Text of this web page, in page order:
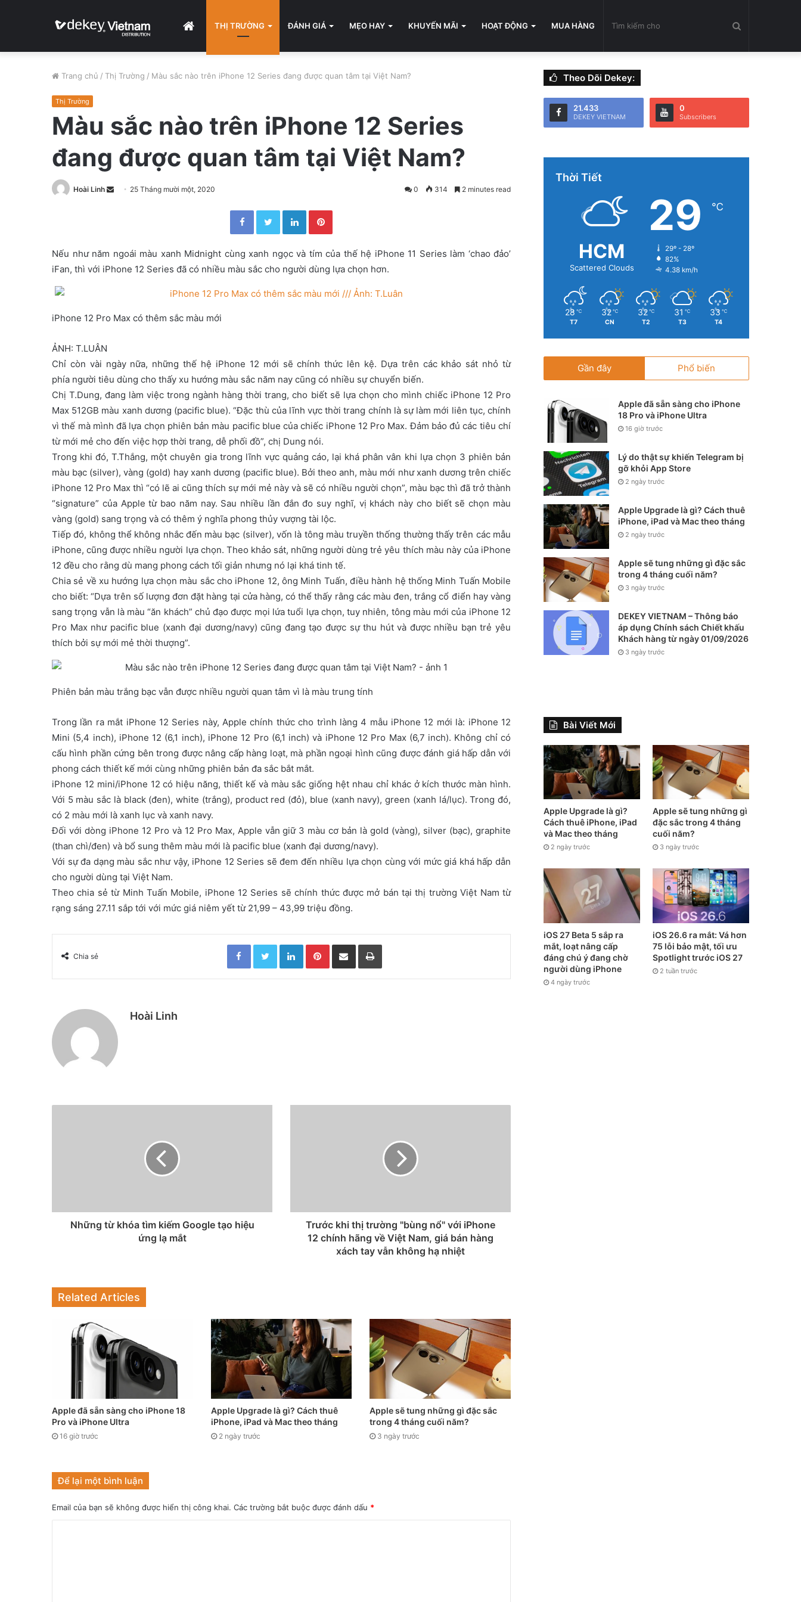
HOMETHỊ TRƯỜNG ĐÁNH GIÁ MẸO HAY KHUYẾN MÃI HOẠT ĐỘNG MUA HÀNG
cho
Trang chủ / Thị Trường / Màu sắc nào trên iPhone 12 Series đang được quan tâm tại Việt Nam?
Thị Trường
Màu sắc nào trên iPhone 12 Series
đang được quan tâm tại Việt Nam?
Hoài Linh
e
i
25 Tháng mười một, 2020 0 314 2 minutes read
Facebook Twitter LinkedIn
Nếu như năm ngoái màu xanh Midnight cùng xanh ngọc và tím của thế hệ iPhone 11 Series làm ‘chao đảo’
iFan, thì với iPhone 12 Series đã có nhiều màu sắc cho người dùng lựa chọn hơn.
iPhone 12 Pro Max có thêm sắc màu mới
ẢNH: T.LUÂN
Chỉ còn vài ngày nữa, những thế hệ iPhone 12 mới sẽ chính thức lên kệ. Dựa trên các khảo sát nhỏ từ
phía người tiêu dùng cho thấy xu hướng màu sắc năm nay cũng có nhiều sự chuyển biến.
Chị T.Dung, đang làm việc trong ngành hàng thời trang, cho biết sẽ lựa chọn cho mình chiếc iPhone 12 Pro
Max 512GB màu xanh dương (pacific blue). “Đặc thù của lĩnh vực thời trang chính là sự làm mới liên tục, chính
vì thế mà mình đã lựa chọn phiên bản màu pacific blue của chiếc iPhone 12 Pro Max. Đảm bảo đủ các tiêu chí
từ mới mẻ cho đến việc hợp thời trang, dễ phối đồ”, chị Dung nói.
Trong khi đó, T.Thắng, một chuyên gia trong lĩnh vực quảng cáo, lại khá phân vân khi lựa chọn 3 phiên bản
màu bạc (silver), vàng (gold) hay xanh dương (pacific blue). Bởi theo anh, màu mới như xanh dương trên chiếc
iPhone 12 Pro Max thì “có lẽ ai cũng thích sự mới mẻ này và sẽ có nhiều người chọn”, màu bạc thì đã trở thành
“signature” của Apple từ bao năm nay. Sau nhiều lần đắn đo suy nghĩ, vị khách này cho biết sẽ chọn màu
vàng (gold) sang trọng và có thêm ý nghĩa phong thủy vượng tài lộc.
Tiếp đó, không thể không nhắc đến màu bạc (silver), vốn là tông màu truyền thống thường thấy trên các mẫu
iPhone, cũng được nhiều người lựa chọn. Theo khảo sát, những người dùng trẻ yêu thích màu này của iPhone
12 đều cho rằng dù mang phong cách tối giản nhưng nó lại khá tinh tế.
Chia sẻ về xu hướng lựa chọn màu sắc cho iPhone 12, ông Minh Tuấn, điều hành hệ thống Minh Tuấn Mobile
cho biết: “Dựa trên số lượng đơn đặt hàng tại cửa hàng, có thể thấy rằng các màu đen, trắng cổ điển hay vàng
sang trọng vẫn là màu “ăn khách” chủ đạo được mọi lứa tuổi lựa chọn, tuy nhiên, tông màu mới của iPhone 12
Pro Max như pacific blue (xanh đại dương/navy) cũng đang tạo được sự thu hút và được nhiều bạn trẻ yêu
thích bởi sự mới mẻ thời thượng”.
Phiên bản màu trắng bạc vẫn được nhiều người quan tâm vì là màu trung tính
Trong lần ra mắt iPhone 12 Series này, Apple chính thức cho trình làng 4 mẫu iPhone 12 mới là: iPhone 12
Mini (5,4 inch), iPhone 12 (6,1 inch), iPhone 12 Pro (6,1 inch) và iPhone 12 Pro Max (6,7 inch). Không chỉ có
cấu hình phần cứng bên trong được nâng cấp hàng loạt, mà phần ngoại hình cũng được đánh giá hấp dẫn với
phong cách thiết kế mới cùng những phiên bản đa sắc bắt mắt.
iPhone 12 mini/iPhone 12 có hiệu năng, thiết kế và màu sắc giống hệt nhau chỉ khác ở kích thước màn hình.
Với 5 màu sắc là black (đen), white (trắng), product red (đỏ), blue (xanh navy), green (xanh lá/lục). Trong đó,
có 2 màu mới là xanh lục và xanh navy.
Đối với dòng iPhone 12 Pro và 12 Pro Max, Apple vẫn giữ 3 màu cơ bản là gold (vàng), silver (bạc), graphite
(than chì/đen) và bổ sung thêm màu mới là pacific blue (xanh đại dương/navy).
Với sự đa dạng màu sắc như vậy, iPhone 12 Series sẽ đem đến nhiều lựa chọn cùng với mức giá khá hấp dẫn
cho người dùng tại Việt Nam.
Theo chia sẻ từ Minh Tuấn Mobile, iPhone 12 Series sẽ chính thức được mở bán tại thị trường Việt Nam từ
rạng sáng 27.11 sắp tới với mức giá niêm yết từ 21,99 – 43,99 triệu đồng.
Chia sẻ
Facebook Twitter LinkedIn Pinterest Chia sẻ qua email In
Hoài Linh
Những từ khóa tìm kiếm Google tạo hiệu
ứng lạ mắt
Trước khi thị trường "bùng nổ" với iPhone
12 chính hãng về Việt Nam, giá bán hàng
xách tay vẫn không hạ nhiệt
Related Articles
Apple đã sẵn sàng cho iPhone 18
Pro và iPhone Ultra
16 giờ trước
Apple Upgrade là gì? Cách thuê
iPhone, iPad và Mac theo tháng
2 ngày trước
Apple sẽ tung những gì đặc sắc
trong 4 tháng cuối năm?
3 ngày trước
Để lại một bình luận
Email của bạn sẽ không được hiển thị công khai. Các trường bắt buộc được đánh dấu *
Theo Dõi Dekey:
21.433
DEKEY VIETNAM
0
Subscribers
Thời Tiết
HCM
Scattered Clouds
29 ℃
29º - 28º
82%
4.38 km/h
28 ℃
T7
32 ℃
CN
32 ℃
T2
31 ℃
T3
33 ℃
T4
Gần đây Phổ biến
Apple đã sẵn sàng cho iPhone
18 Pro và iPhone Ultra
16 giờ trước
Lý do thật sự khiến Telegram bị
gỡ khỏi App Store
2 ngày trước
Apple Upgrade là gì? Cách thuê
iPhone, iPad và Mac theo tháng
2 ngày trước
Apple sẽ tung những gì đặc sắc
trong 4 tháng cuối năm?
3 ngày trước
DEKEY VIETNAM – Thông báo
áp dụng Chính sách Chiết khấu
Khách hàng từ ngày 01/09/2026
3 ngày trước
Bài Viết Mới
Apple Upgrade là gì?
Cách thuê iPhone, iPad
và Mac theo tháng
2 ngày trước
Apple sẽ tung những gì
đặc sắc trong 4 tháng
cuối năm?
3 ngày trước
iOS 27 Beta 5 sắp ra
mắt, loạt nâng cấp
đáng chú ý đang chờ
người dùng iPhone
4 ngày trước
iOS 26.6 ra mắt: Vá hơn
75 lỗi bảo mật, tối ưu
Spotlight trước iOS 27
2 tuần trước